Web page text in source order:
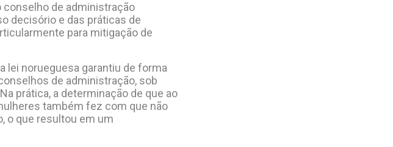
conselho de administração
decisório e das práticas de
para mitigação de
lei norueguesa garantiu de forma
de administração, sob
prática, a determinação de que ao
também fez com que não
o que resultou em um